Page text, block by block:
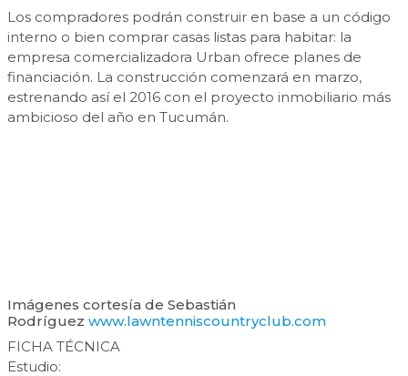
Los compradores podrán construir en base a un código
interno o bien comprar casas listas para habitar: la
empresa comercializadora Urban ofrece planes de
financiación. La construcción comenzará en marzo,
estrenando así el 2016 con el proyecto inmobiliario más
ambicioso del año en Tucumán.
Imágenes cortesía de Sebastián
Rodríguez www.lawntenniscountryclub.com
FICHA TÉCNICA
Estudio: